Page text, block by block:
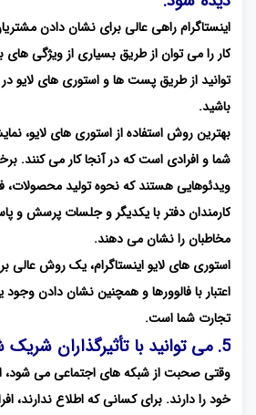
اینستاگرام راهی عالی برای نشان دادن
کار را می توان از طریق بسیاری از ویژگی های
توانید از طریق پست ها و استوری های لایو در
باشید.
بهترین روش استفاده از استوری های
شما و افرادی است که در آنجا کار می کنند.
ویدئوهایی هستند که نحوه تولید محصولات،
کارمندان دفتر با یکدیگر و جلسات پرسش و
مخاطبان را نشان می دهند.
استوری های لایو اینستاگرام، یک روش عالی
اعتبار با فالوورها و همچنین نشان دادن
تجارت شما است.
5. می توانید با تأثیرگذاران شریک شوید.
وقتی صحبت از شبکه های اجتماعی می شود،
خود را دارند. برای کسانی که اطلاع ندارند،